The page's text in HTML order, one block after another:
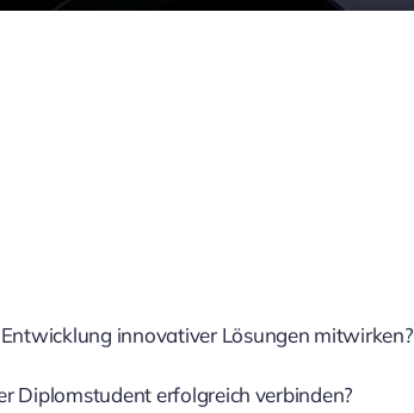
innovativer Lösungen mitwirken?
Diplomstudent erfolgreich verbinden?